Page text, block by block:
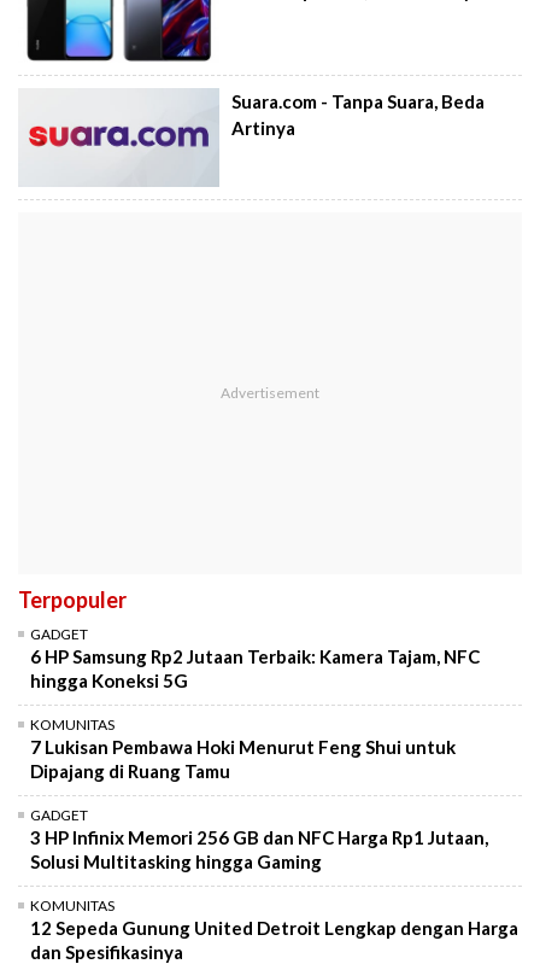
Suara.com - Tanpa Suara, Beda
Artinya
Terpopuler
GADGET
6 HP Samsung Rp2 Jutaan Terbaik: Kamera Tajam, NFC
hingga Koneksi 5G
KOMUNITAS
7 Lukisan Pembawa Hoki Menurut Feng Shui untuk
Dipajang di Ruang Tamu
GADGET
3 HP Infinix Memori 256 GB dan NFC Harga Rp1 Jutaan,
Solusi Multitasking hingga Gaming
KOMUNITAS
12 Sepeda Gunung United Detroit Lengkap dengan Harga
dan Spesifikasinya